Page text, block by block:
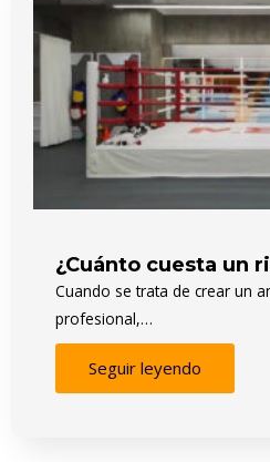
¿Cuánto cuesta un
Cuando se trata de crear un
profesional,…
Seguir leyendo